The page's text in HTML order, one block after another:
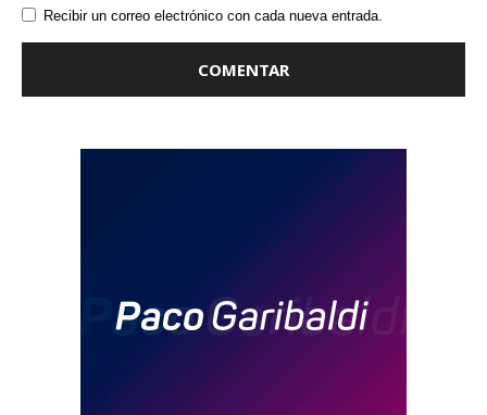
Recibir un correo electrónico con cada nueva entrada.